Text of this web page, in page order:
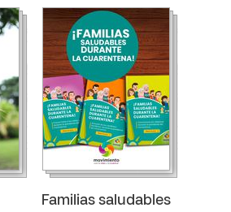
Familias saludables